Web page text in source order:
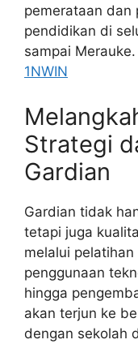
pemerataan dan
pendidikan di
sampai Merauke.
1NWIN
Strategi
Gardian
Gardian tidak
tetapi juga
melalui
penggunaan
hingga
akan terjun ke
dengan sekolah